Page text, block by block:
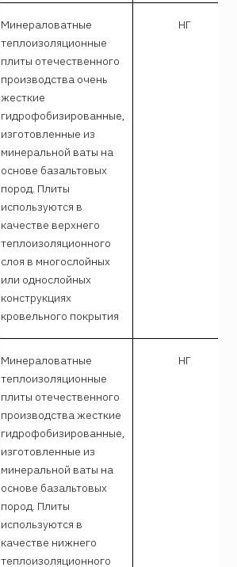
Минераловатные
теплоизоляционные
плиты отечественного
производства очень
жесткие
гидрофобизированные,
изготовленные из
минеральной ваты на
основе базальтовых
пород. Плиты
используются в
качестве верхнего
теплоизоляционного
слоя в многослойных
или однослойных
конструкциях
кровельного покрытия
НГ
Минераловатные
теплоизоляционные
плиты отечественного
производства жесткие
гидрофобизированные,
изготовленные из
минеральной ваты на
основе базальтовых
пород. Плиты
используются в
качестве нижнего
теплоизоляционного
НГ